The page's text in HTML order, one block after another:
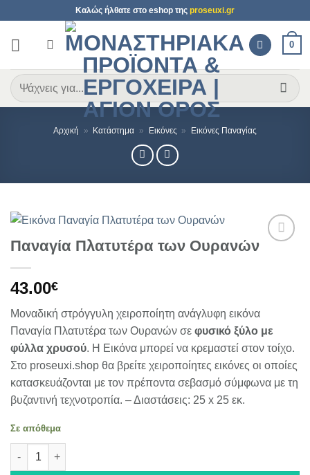
περιεχόμενο
Καλώς ήλθατε στο eshop της proseuxi.gr
0
Αναζήτηση
για:
Αρχική » Κατάστημα » Εικόνες » Εικόνες Παναγίας
Προσθήκη
Παναγία Πλατυτέρα των Ουρανών
43.00€
Μοναδική στρόγγυλη χειροποίητη ανάγλυφη εικόνα
Παναγία Πλατυτέρα των Ουρανών σε φυσικό ξύλο με
φύλλα χρυσού. Η Εικόνα μπορεί να κρεμαστεί στον τοίχο.
Στο proseuxi.shop θα βρείτε χειροποίητες εικόνες οι οποίες
κατασκευάζονται με τον πρέποντα σεβασμό σύμφωνα με τη
βυζαντινή τεχνοτροπία. – Διαστάσεις: 25 x 25 εκ.
Σε απόθεμα
Παναγία Πλατυτέρα των Ουρανών ποσότητα